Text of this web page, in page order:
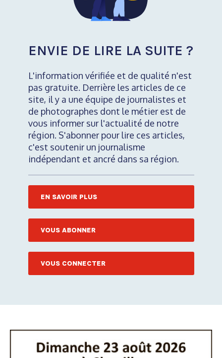
ENVIE DE LIRE LA SUITE ?
L'information vérifiée et de qualité n'est
pas gratuite. Derrière les articles de ce
site, il y a une équipe de journalistes et
de photographes dont le métier est de
vous informer sur l'actualité de notre
région. S'abonner pour lire ces articles,
c'est soutenir un journalisme
indépendant et ancré dans sa région.
EN SAVOIR PLUS
VOUS ABONNER
VOUS CONNECTER